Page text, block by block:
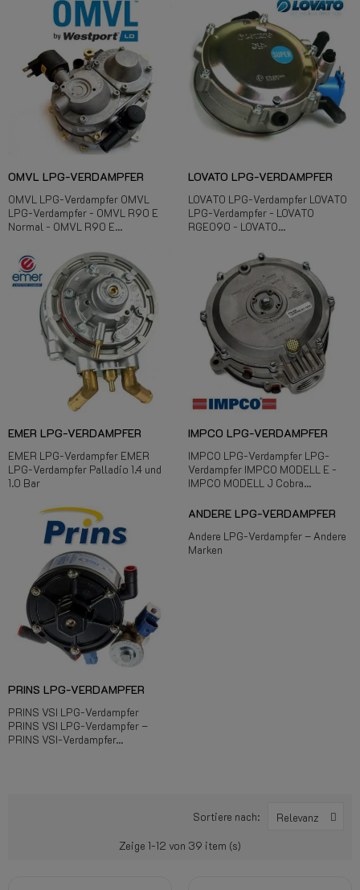
OMVL LPG-VERDAMPFER
OMVL LPG-Verdampfer OMVL
LPG-Verdampfer - OMVL R90 E
Normal - OMVL R90 E...
LOVATO LPG-VERDAMPFER
LOVATO LPG-Verdampfer LOVATO
LPG-Verdampfer - LOVATO
RGE090 - LOVATO...
EMER LPG-VERDAMPFER
EMER LPG-Verdampfer EMER
LPG-Verdampfer Palladio 1.4 und
1.0 Bar
IMPCO LPG-VERDAMPFER
IMPCO LPG-Verdampfer LPG-
Verdampfer IMPCO MODELL E -
IMPCO MODELL J Cobra...
PRINS LPG-VERDAMPFER
PRINS VSI LPG-Verdampfer
PRINS VSI LPG-Verdampfer –
PRINS VSI-Verdampfer...
ANDERE LPG-VERDAMPFER
Andere LPG-Verdampfer – Andere
Marken
Sortiere nach: Relevanz
Zeige 1-12 von 39 item (s)